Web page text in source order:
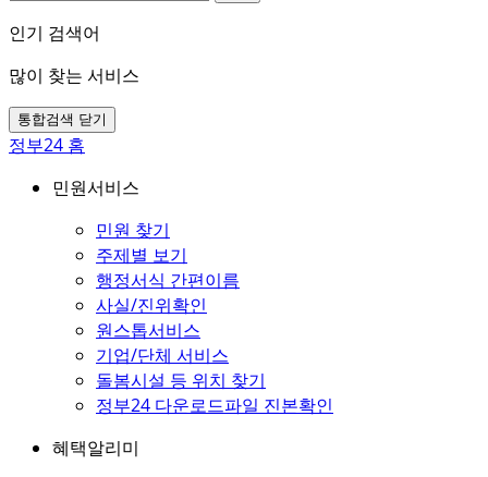
인기 검색어
많이 찾는 서비스
통합검색 닫기
정부24 홈
민원서비스
민원 찾기
주제별 보기
행정서식 간편이름
사실/진위확인
원스톱서비스
기업/단체 서비스
돌봄시설 등 위치 찾기
정부24 다운로드파일 진본확인
혜택알리미